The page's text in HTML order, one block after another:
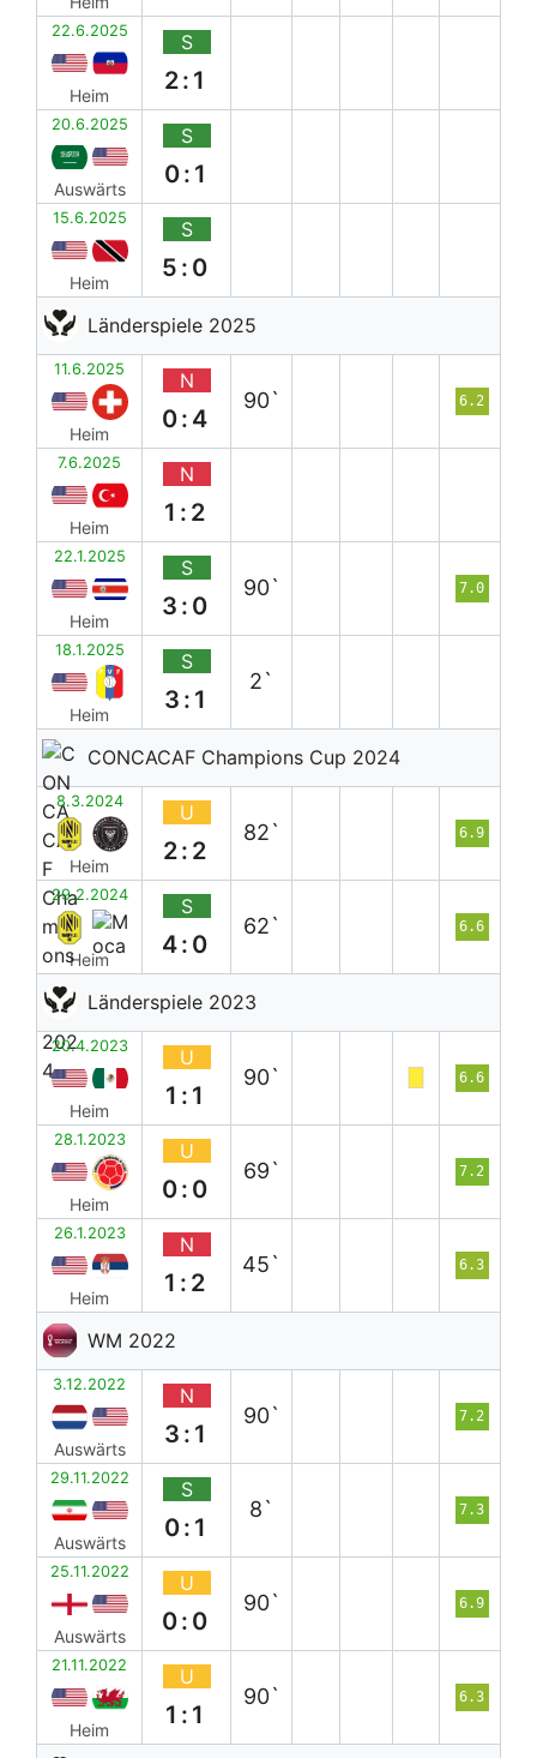
22.6.2025
Heim
S
2:1
20.6.2025
Auswärts
S
0:1
15.6.2025
Heim
S
5:0
Länderspiele 2025
11.6.2025
Heim
N
0:4
90` 6.2
7.6.2025
Heim
N
1:2
22.1.2025
Heim
S
3:0
90` 7.0
18.1.2025
Heim
S
3:1
2`
CONCACAF Champions Cup 2024
8.3.2024
Heim
U
2:2
82` 6.9
29.2.2024
Heim
S
4:0
62` 6.6
Länderspiele 2023
20.4.2023
Heim
U
1:1
90` 6.6
28.1.2023
Heim
U
0:0
69` 7.2
26.1.2023
Heim
N
1:2
45` 6.3
WM 2022
3.12.2022
Auswärts
N
3:1
90` 7.2
29.11.2022
Auswärts
S
0:1
8` 7.3
25.11.2022
Auswärts
U
0:0
90` 6.9
21.11.2022
Heim
U
1:1
90` 6.3